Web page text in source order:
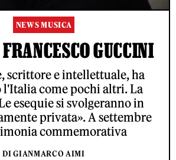
NEWS MUSICA
GUCCINI
scrittore e intellettuale, ha
l'Italia come pochi altri. La
esequie si svolgeranno in
privata». A settembre
commemorativa
DI GIANMARCO AIMI